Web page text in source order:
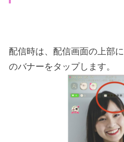
配信時は、配信画面の上部
のバナーをタップします。